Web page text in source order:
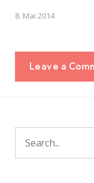
8. Mai 2014
Leave a
Search
for: